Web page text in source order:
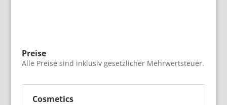
Preise
Alle Preise sind inklusiv gesetzlicher Mehrwertsteuer.
Cosmetics